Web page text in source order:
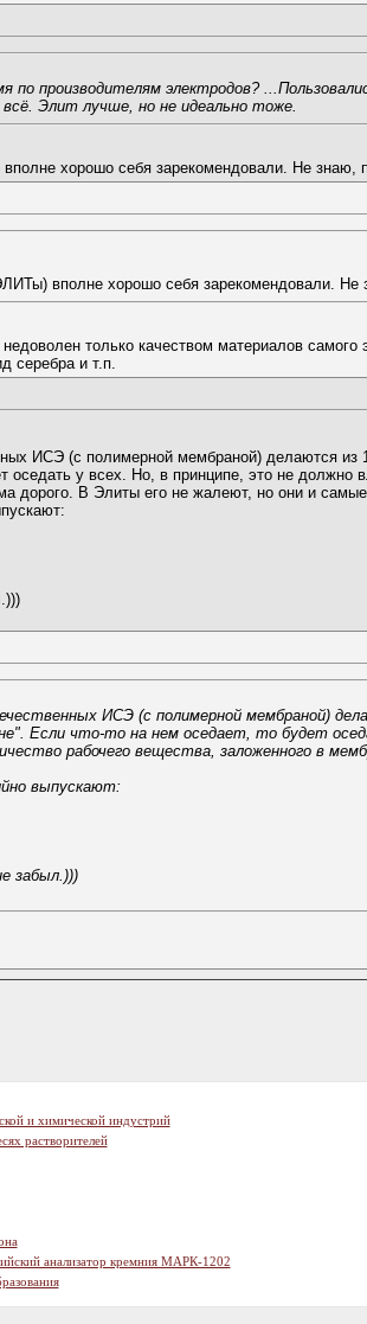
производителям электродов?
Элит лучше, но не идеально тоже.
хорошо себя зарекомендовали. Не
вполне хорошо себя зарекомендовали.
только качеством материалов
серебра и т.п.
ИСЭ (с полимерной мембраной) делаются
оседать у всех. Но, в принципе, это не должно
дорого. В Элиты его не жалеют, но они и
ИСЭ (с полимерной мембраной)
Если что-то на нем оседает, то будет
рабочего вещества, заложенного в
выпускают:
забыл.)))
и химической индустрий
растворителей
анализатор кремния МАРК-1202